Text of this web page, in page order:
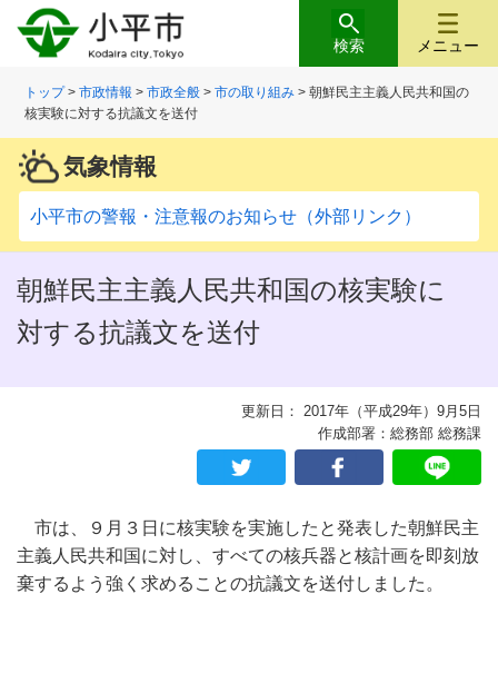
メニュー
検索
トップ>市政情報 >市政全般 >市の取り組み > 朝鮮民主主義人民共和国の
核実験に対する抗議文を送付
気象情報
小平市の警報・注意報のお知らせ（外部リンク）
朝鮮民主主義人民共和国の核実験に
対する抗議文を送付
更新日： 2017年（平成29年）9月5日
作成部署：総務部 総務課
市は、９月３日に核実験を実施したと発表した朝鮮民主
主義人民共和国に対し、すべての核兵器と核計画を即刻放
棄するよう強く求めることの抗議文を送付しました。